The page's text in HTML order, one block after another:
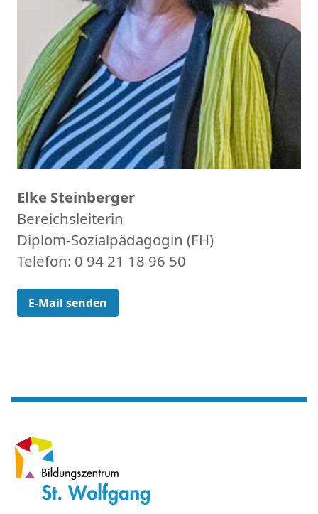
Elke Steinberger
Bereichsleiterin
Diplom-Sozialpädagogin (FH)
Telefon: 0 94 21 18 96 50
E-Mail senden